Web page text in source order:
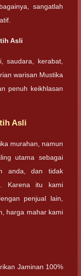
sangatlah
Asli
saudara, kerabat,
warisan Mustika
penuh keikhlasan
Asli
murahan, namun
utama sebagai
anda, dan tidak
Karena itu kami
penjual lain,
harga mahar kami
Jaminan 100%